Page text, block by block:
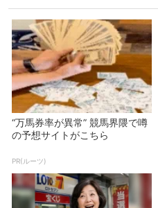
“万馬券率が異常” 競馬界隈で噂
の予想サイトがこちら
PR(ルーツ)